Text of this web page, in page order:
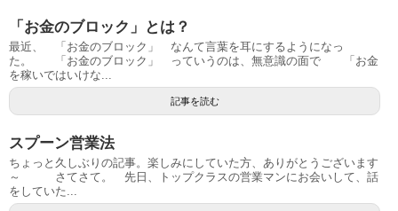
「お金のブロック」とは？
最近、 「お金のブロック」 なんて言葉を耳にするようになっ
た。 「お金のブロック」 っていうのは、無意識の面で 「お金
を稼いではいけな...
記事を読む
スプーン営業法
ちょっと久しぶりの記事。楽しみにしていた方、ありがとうございます
～ さてさて。 先日、トップクラスの営業マンにお会いして、話
をしていた...